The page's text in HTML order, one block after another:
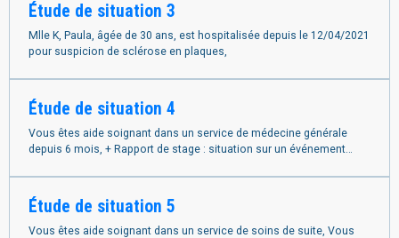
Étude de situation 3
Mlle K, Paula, âgée de 30 ans, est hospitalisée depuis le 12/04/2021
pour suspicion de sclérose en plaques,
Étude de situation 4
Vous êtes aide soignant dans un service de médecine générale
depuis 6 mois, + Rapport de stage : situation sur un événement
Étude de situation 5
Vous êtes aide soignant dans un service de soins de suite, Vous